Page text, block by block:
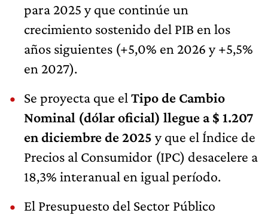
para 2025 y que continúe un
crecimiento sostenido del PIB en los
años siguientes (+5,0% en 2026 y +5,5%
en 2027).
Se proyecta que el Tipo de Cambio
Nominal (dólar oficial) llegue a $ 1.207
en diciembre de 2025 y que el Índice de
Precios al Consumidor (IPC) desacelere a
18,3% interanual en igual período.
El Presupuesto del Sector Público